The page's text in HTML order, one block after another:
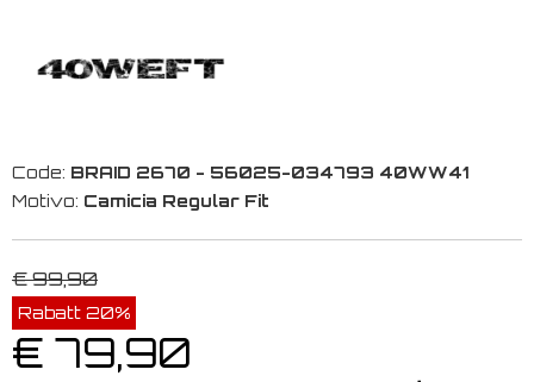
Code: BRAID 2670 - 56025-034793 40WW41
Motivo: Camicia Regular Fit
€ 99,90
Rabatt 20%
€ 79,90